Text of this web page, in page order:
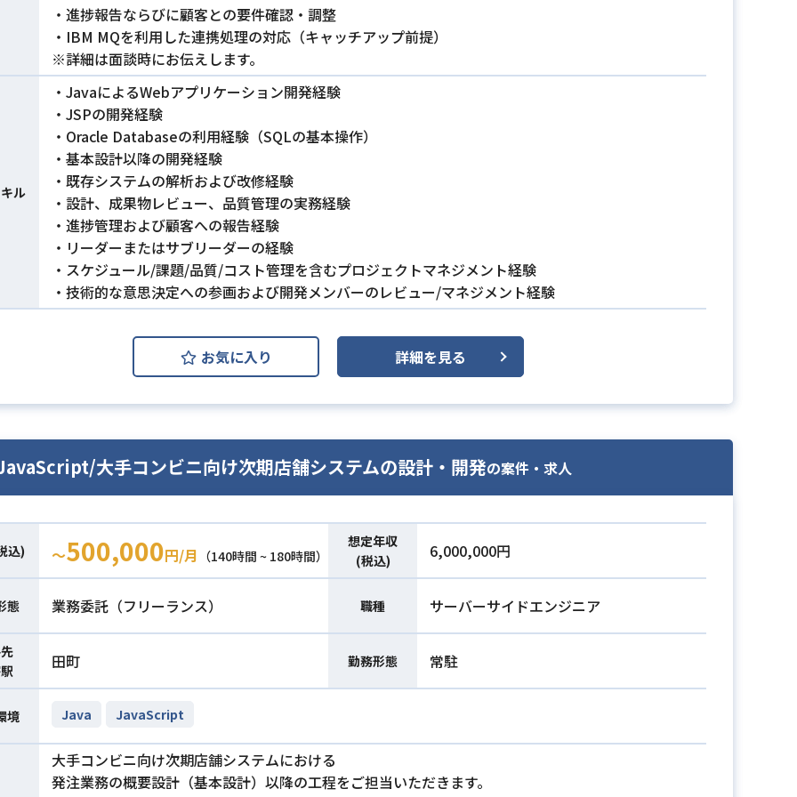
・進捗報告ならびに顧客との要件確認・調整
・IBM MQを利用した連携処理の対応（キャッチアップ前提）
※詳細は面談時にお伝えします。
ル
・JavaによるWebアプリケーション開発経験
・JSPの開発経験
・Oracle Databaseの利用経験（SQLの基本操作）
・基本設計以降の開発経験
・既存システムの解析および改修経験
・設計、成果物レビュー、品質管理の実務経験
・進捗管理および顧客への報告経験
・リーダーまたはサブリーダーの経験
・スケジュール/課題/品質/コスト管理を含むプロジェクトマネジメント経験
・技術的な意思決定への参画および開発メンバーのレビュー/マネジメント経験
お気に入り 詳細を見る
大手コンビニ向け次期店舗システムの設計・開発の案件・求人
込) 〜500,000円/月 （140時間 ~ 180時間）
想定年収
(税込)
6,000,000円
態 業務委託（フリーランス） 職種 サーバーサイドエンジニア
田町 勤務形態 常駐
境 Java JavaScript
大手コンビニ向け次期店舗システムにおける
発注業務の概要設計（基本設計）以降の工程をご担当いただきます。